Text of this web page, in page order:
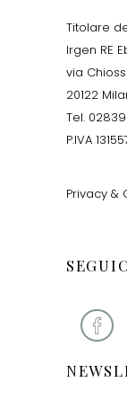
Titolare
Irgen RE
via
20122
Tel.
P.IVA
Privacy &